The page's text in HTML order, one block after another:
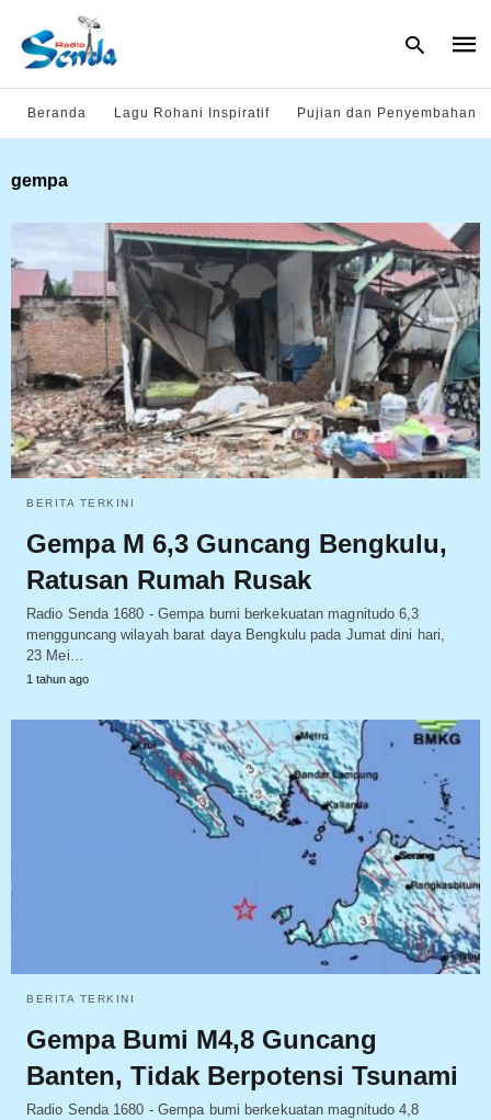
and
hit
Beranda Lagu Rohani Inspiratif Pujian dan Penyembahan
gempa
BERITA TERKINI
Gempa M 6,3 Guncang Bengkulu,
Ratusan Rumah Rusak
Radio Senda 1680 - Gempa bumi berkekuatan magnitudo 6,3
mengguncang wilayah barat daya Bengkulu pada Jumat dini hari,
23 Mei…
1 tahun ago
BERITA TERKINI
Gempa Bumi M4,8 Guncang
Banten, Tidak Berpotensi Tsunami
Radio Senda 1680 - Gempa bumi berkekuatan magnitudo 4,8